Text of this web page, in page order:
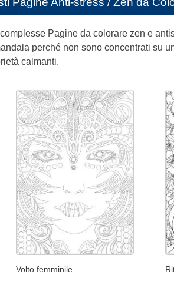
Pagine da colorare zen e
perché non sono concentrati su
calmanti.
Volto femminile